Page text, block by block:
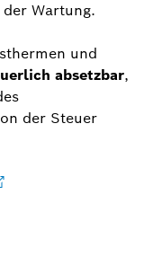
Wartung.
und
absetzbar,
der Steuer